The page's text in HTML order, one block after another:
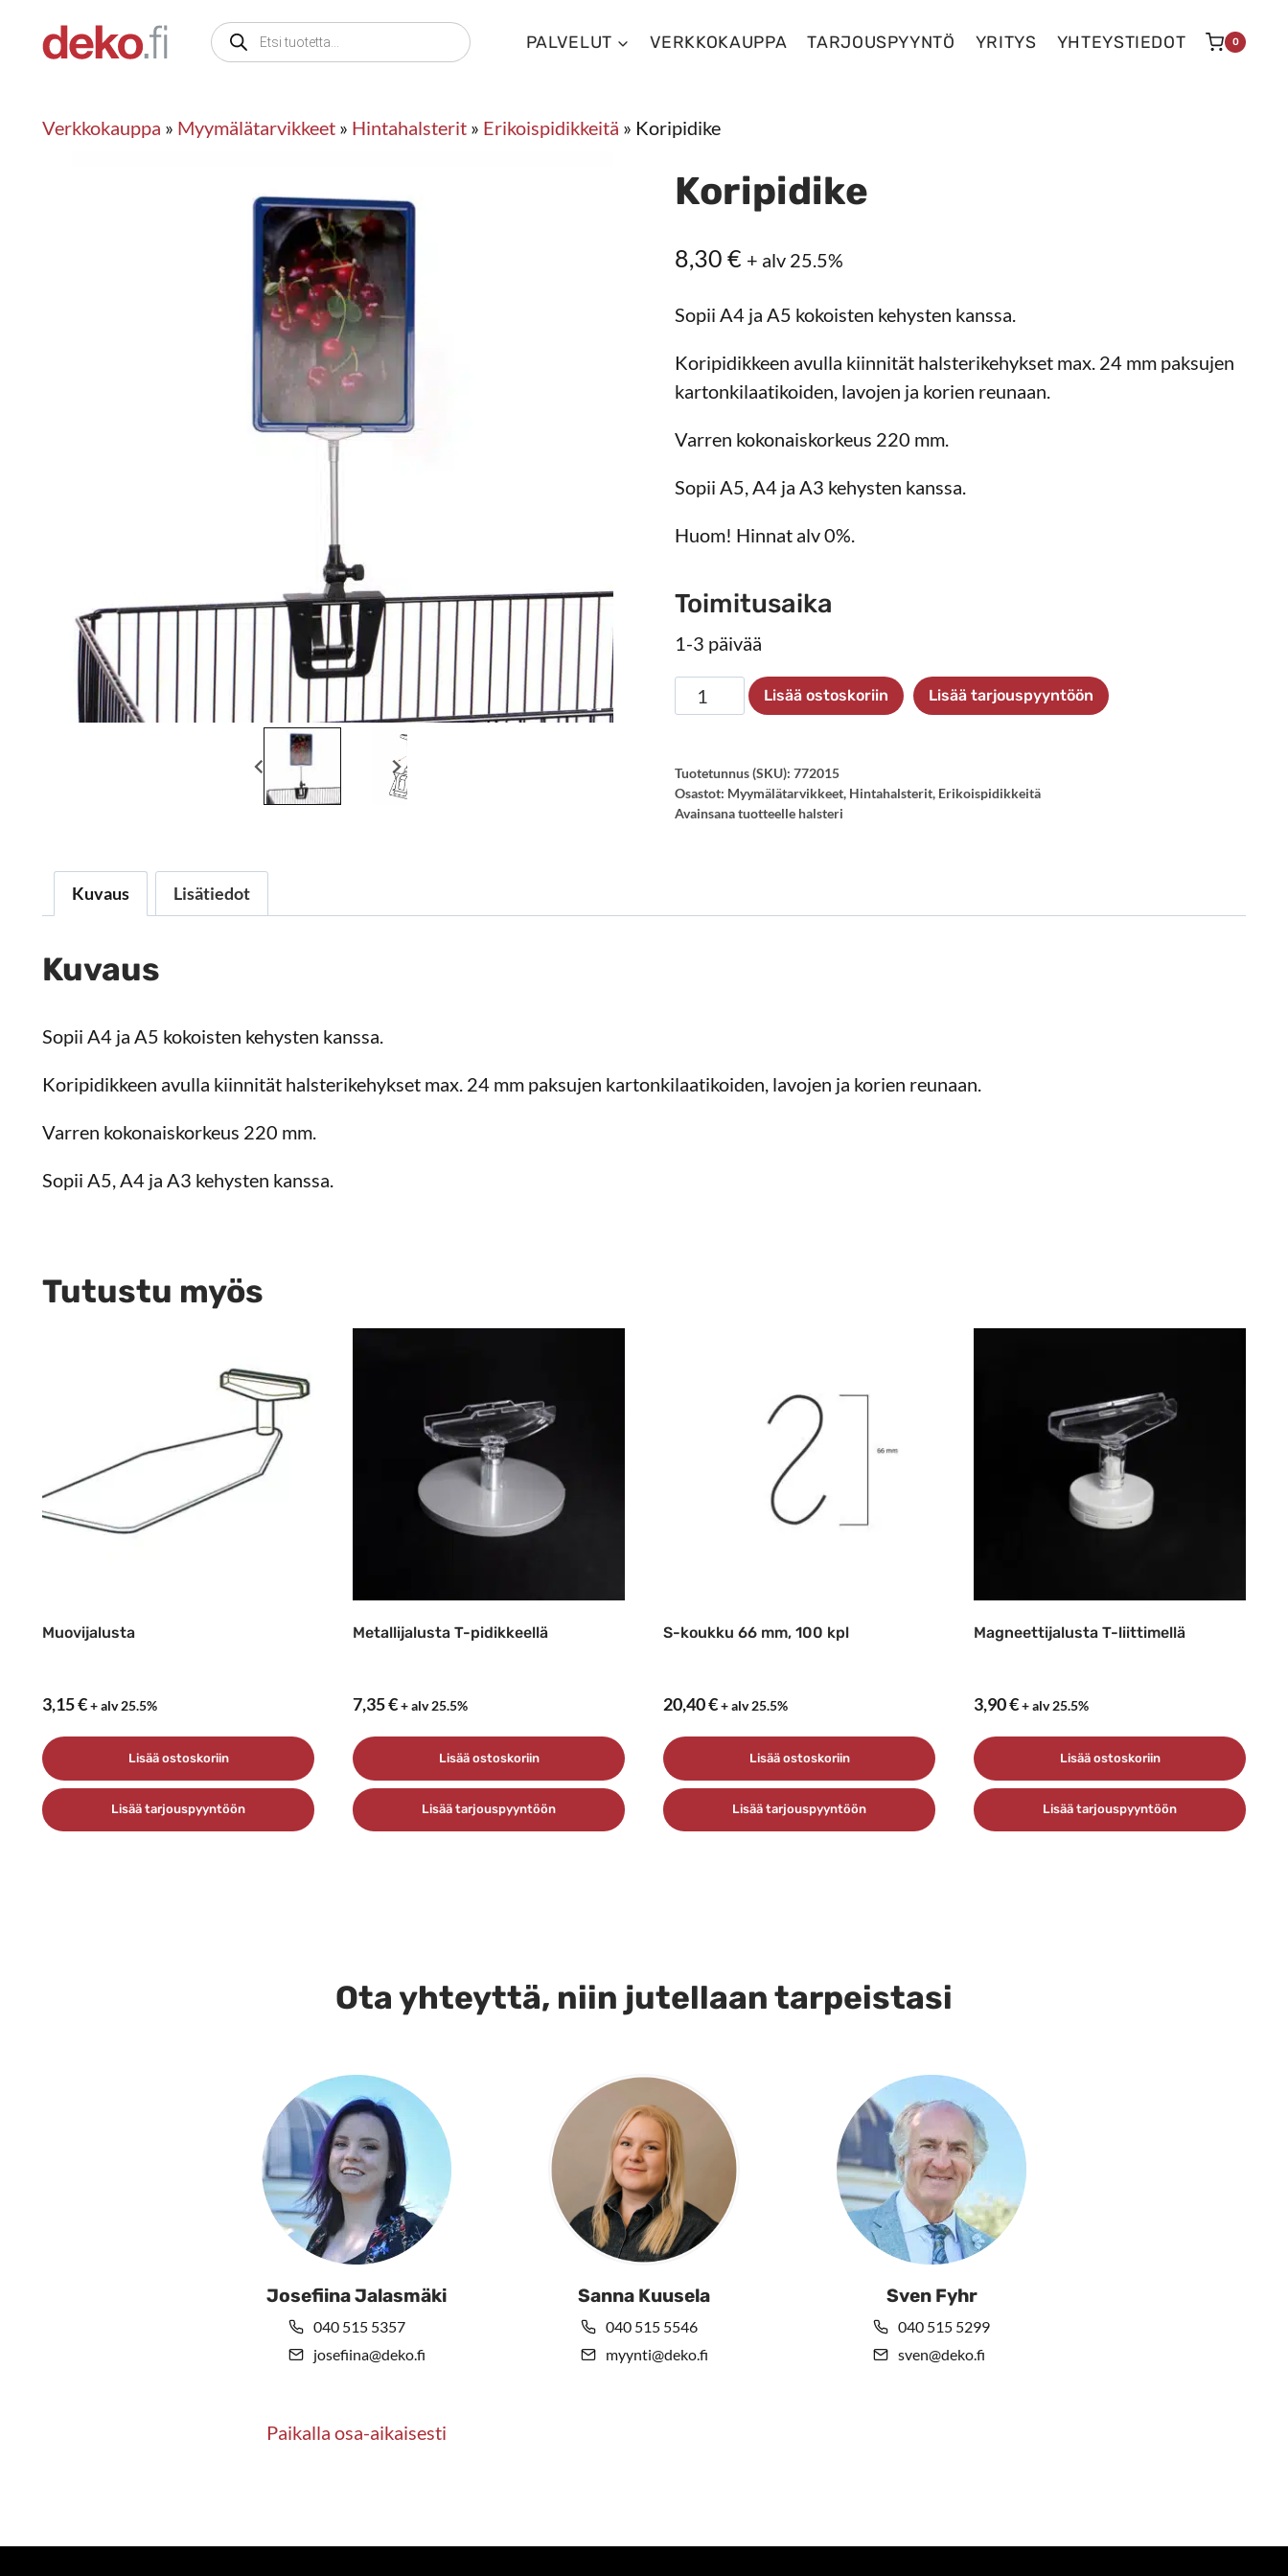
sisältöön
Products
search
PALVELUT VERKKOKAUPPA TARJOUSPYYNTÖ YRITYS YHTEYSTIEDOT 0
Verkkokauppa » Myymälätarvikkeet » Hintahalsterit » Erikoispidikkeitä » Koripidike
Koripidike
8,30 € + alv 25.5%
Sopii A4 ja A5 kokoisten kehysten kanssa.
Koripidikkeen avulla kiinnität halsterikehykset max. 24 mm paksujen
kartonkilaatikoiden, lavojen ja korien reunaan.
Varren kokonaiskorkeus 220 mm.
Sopii A5, A4 ja A3 kehysten kanssa.
Huom! Hinnat alv 0%.
Toimitusaika
1-3 päivää
Koripidike
määrä
Lisää ostoskoriin Lisää tarjouspyyntöön
Tuotetunnus (SKU): 772015
Osastot: Myymälätarvikkeet, Hintahalsterit, Erikoispidikkeitä
Avainsana tuotteelle halsteri
Kuvaus Lisätiedot
Kuvaus
Sopii A4 ja A5 kokoisten kehysten kanssa.
Koripidikkeen avulla kiinnität halsterikehykset max. 24 mm paksujen kartonkilaatikoiden, lavojen ja korien reunaan.
Varren kokonaiskorkeus 220 mm.
Sopii A5, A4 ja A3 kehysten kanssa.
Tutustu myös
Muovijalusta
3,15€+ alv 25.5%
Lisää ostoskoriin
Lisää tarjouspyyntöön
Metallijalusta T-pidikkeellä
7,35€+ alv 25.5%
Lisää ostoskoriin
Lisää tarjouspyyntöön
S-koukku 66 mm, 100 kpl
20,40€+ alv 25.5%
Lisää ostoskoriin
Lisää tarjouspyyntöön
Magneettijalusta T-liittimellä
3,90€+ alv 25.5%
Lisää ostoskoriin
Lisää tarjouspyyntöön
Ota yhteyttä, niin jutellaan tarpeistasi
Josefiina Jalasmäki
040 515 5357
josefiina@deko.fi
Paikalla osa-aikaisesti
Sanna Kuusela
040 515 5546
myynti@deko.fi
Sven Fyhr
040 515 5299
sven@deko.fi